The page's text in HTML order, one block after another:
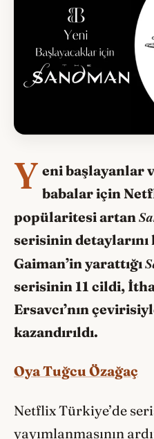
Y eni başlayanlar
babalar için
popülaritesi artan
serisinin detaylarını
Gaiman’in yarattığı
serisinin 11 cildi,
Ersavcı’nın
kazandırıldı.
Oya Tuğcu Özağaç
Netflix Türkiye’de
yayımlanmasının